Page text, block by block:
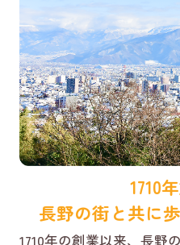
1710
長野の街と共に
1710年の創業以来、長野